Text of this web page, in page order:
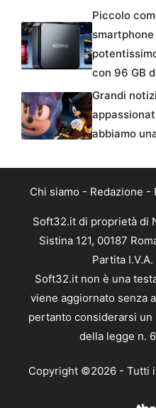
Piccolo
smartphone
con 96 GB
Grandi
abbiamo
Chi siamo - Redazione -
Soft32.it di proprietà di
Sistina 121, 00187
Partita
Soft32.it non è una
viene aggiornato senza
pertanto considerarsi
della legge n.
Copyright ©2026 - Tutti